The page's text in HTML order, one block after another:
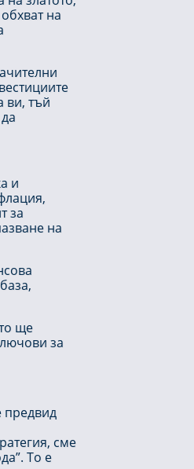
на
ви, тъй
и
за
на
ще
за
предвид
сме
То е